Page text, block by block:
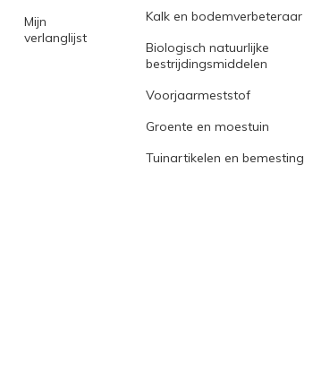
Mijn
verlanglijst
Kalk en bodemverbeteraar
Biologisch natuurlijke
bestrijdingsmiddelen
Voorjaarmeststof
Groente en moestuin
Tuinartikelen en bemesting